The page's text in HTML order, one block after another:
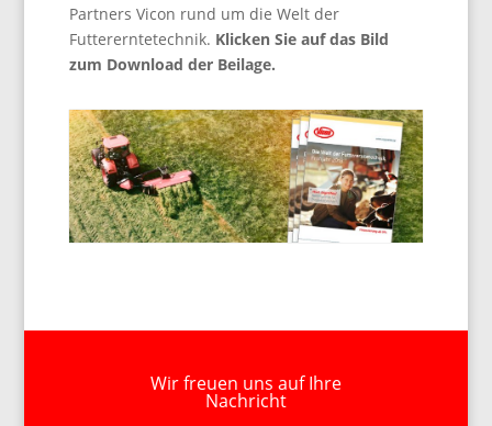
Partners Vicon rund um die Welt der
Futtererntetechnik. Klicken Sie auf das Bild
zum Download der Beilage.
Wir freuen uns auf Ihre
Nachricht